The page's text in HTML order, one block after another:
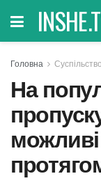
Головна Суспільство
На